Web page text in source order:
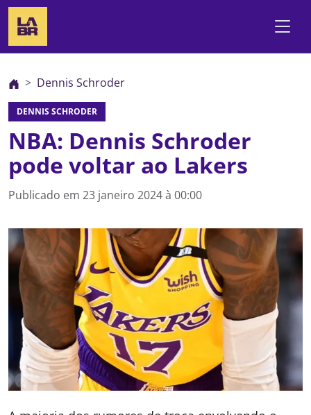
Dennis Schroder
DENNIS SCHRODER
NBA: Dennis Schroder
pode voltar ao Lakers
Publicado em 23 janeiro 2024 à 00:00